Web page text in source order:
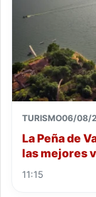
TURISMO06/08/
La Peña de
las mejores
11:15